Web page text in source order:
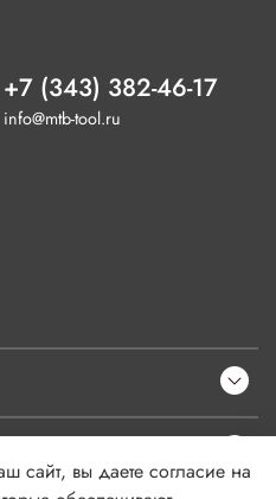
+7 (343) 382-46-17
info@mtb-tool.ru
сайт, вы даете согласие на